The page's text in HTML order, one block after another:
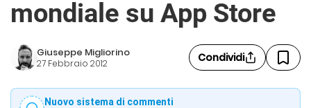
mondiale su App Store
Giuseppe Migliorino
27 Febbraio 2012 Condividi
Nuovo sistema di commenti